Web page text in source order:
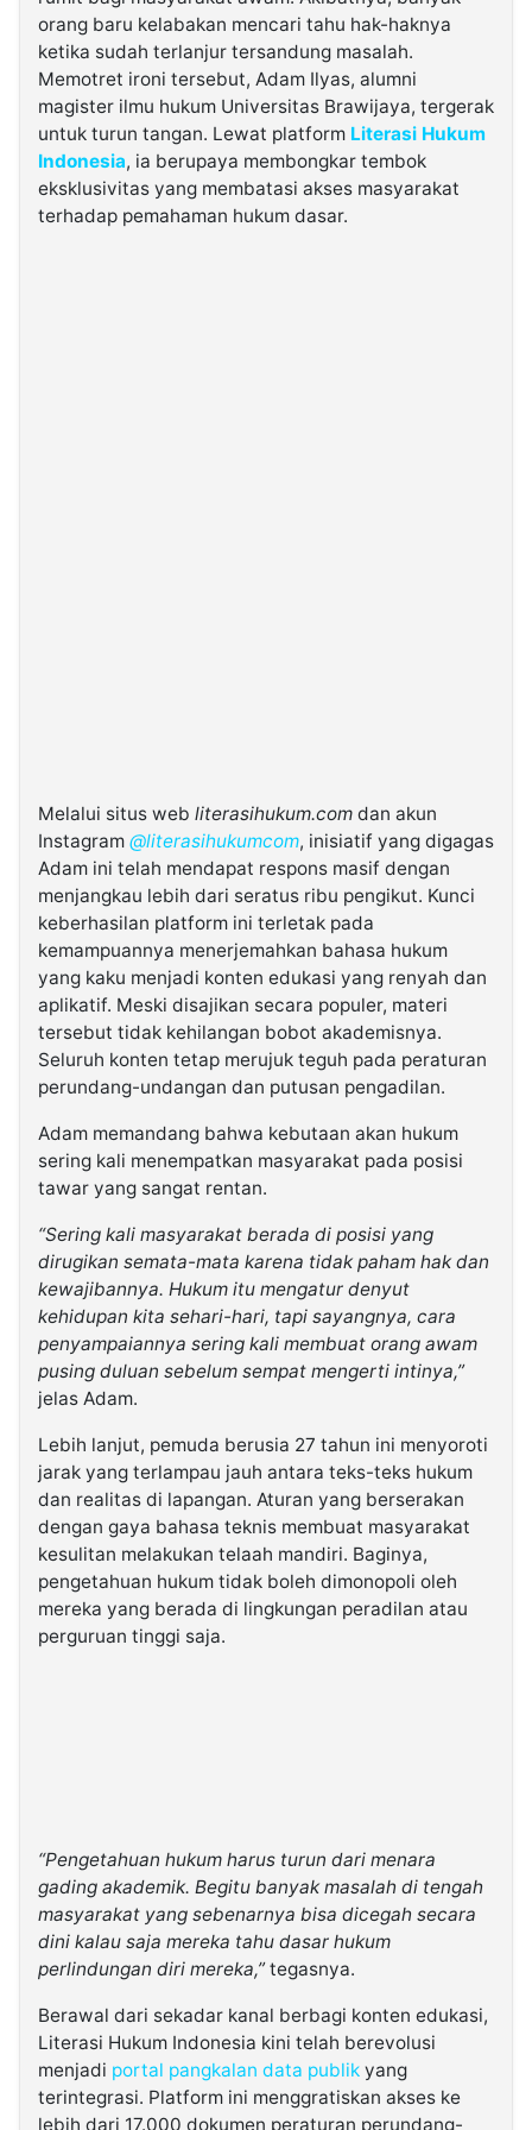
Kabarbaru.co
2026
Kabarbaru
Media
Holding
orang baru kelabakan mencari tahu hak-haknya
ketika sudah terlanjur tersandung masalah.
Memotret ironi tersebut, Adam Ilyas, alumni
magister ilmu hukum Universitas Brawijaya, tergerak
untuk turun tangan. Lewat platform Literasi Hukum
Indonesia, ia berupaya membongkar tembok
eksklusivitas yang membatasi akses masyarakat
terhadap pemahaman hukum dasar.
Melalui situs web literasihukum.com dan akun
Instagram @literasihukumcom, inisiatif yang digagas
Adam ini telah mendapat respons masif dengan
menjangkau lebih dari seratus ribu pengikut. Kunci
keberhasilan platform ini terletak pada
kemampuannya menerjemahkan bahasa hukum
yang kaku menjadi konten edukasi yang renyah dan
aplikatif. Meski disajikan secara populer, materi
tersebut tidak kehilangan bobot akademisnya.
Seluruh konten tetap merujuk teguh pada peraturan
perundang-undangan dan putusan pengadilan.
Adam memandang bahwa kebutaan akan hukum
sering kali menempatkan masyarakat pada posisi
tawar yang sangat rentan.
“Sering kali masyarakat berada di posisi yang
dirugikan semata-mata karena tidak paham hak dan
kewajibannya. Hukum itu mengatur denyut
kehidupan kita sehari-hari, tapi sayangnya, cara
penyampaiannya sering kali membuat orang awam
pusing duluan sebelum sempat mengerti intinya,”
jelas Adam.
Lebih lanjut, pemuda berusia 27 tahun ini menyoroti
jarak yang terlampau jauh antara teks-teks hukum
dan realitas di lapangan. Aturan yang berserakan
dengan gaya bahasa teknis membuat masyarakat
kesulitan melakukan telaah mandiri. Baginya,
pengetahuan hukum tidak boleh dimonopoli oleh
mereka yang berada di lingkungan peradilan atau
perguruan tinggi saja.
“Pengetahuan hukum harus turun dari menara
gading akademik. Begitu banyak masalah di tengah
masyarakat yang sebenarnya bisa dicegah secara
dini kalau saja mereka tahu dasar hukum
perlindungan diri mereka,”tegasnya.
Berawal dari sekadar kanal berbagi konten edukasi,
Literasi Hukum Indonesia kini telah berevolusi
menjadi portal pangkalan data publik yang
terintegrasi. Platform ini menggratiskan akses ke
lebih dari 17.000 dokumen peraturan perundang-